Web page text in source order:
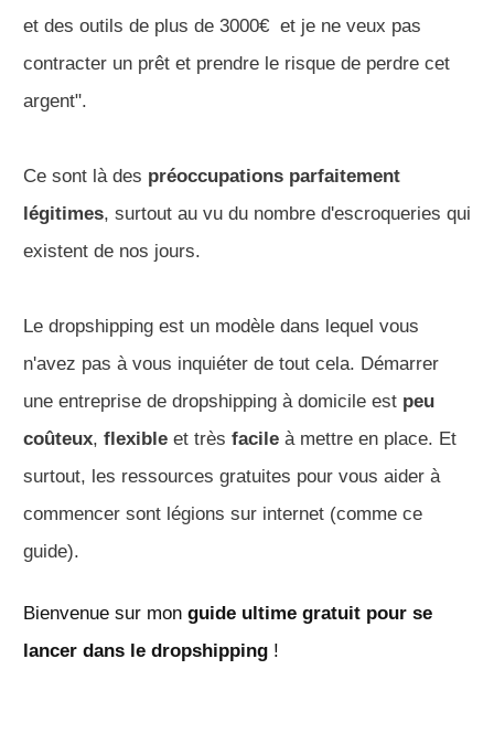
et des outils de plus de 3000€ et je ne veux pas
contracter un prêt et prendre le risque de perdre cet
argent".
Ce sont là des préoccupations parfaitement
légitimes, surtout au vu du nombre d'escroqueries qui
existent de nos jours.
Le dropshipping est un modèle dans lequel vous
n'avez pas à vous inquiéter de tout cela. Démarrer
une entreprise de dropshipping à domicile est peu
coûteux, flexible et très facile à mettre en place. Et
surtout, les ressources gratuites pour vous aider à
commencer sont légions sur internet (comme ce
guide).
Bienvenue sur mon guide ultime gratuit pour se
lancer dans le dropshipping !